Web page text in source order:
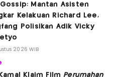
Mantan Asisten
Kelakuan Richard Lee,
Polisikan Adik Vicky
2026 WIB
Klaim Film Perumahan